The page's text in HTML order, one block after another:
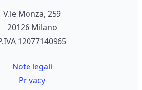
V.le Monza, 259
20126 Milano
12077140965
Note legali
Privacy